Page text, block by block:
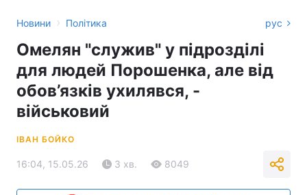
Новини › Політика рус
Омелян "служив" у підрозділі
для людей Порошенка, але від
обов’язків ухилявся, -
військовий
ІВАН БОЙКО
16:04, 15.05.26 3 хв. 8049